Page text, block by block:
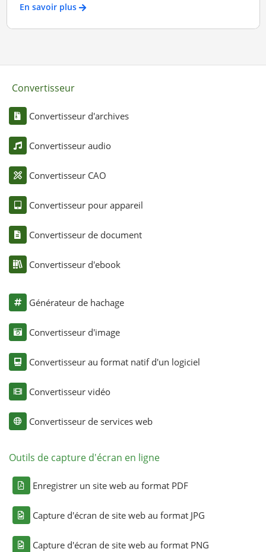
En savoir plus
Convertisseur
Convertisseur d'archives
Convertisseur audio
Convertisseur CAO
Convertisseur pour appareil
Convertisseur de document
Convertisseur d'ebook
Générateur de hachage
Convertisseur d'image
Convertisseur au format natif d'un logiciel
Convertisseur vidéo
Convertisseur de services web
Outils de capture d'écran en ligne
Enregistrer un site web au format PDF
Capture d'écran de site web au format JPG
Capture d'écran de site web au format PNG